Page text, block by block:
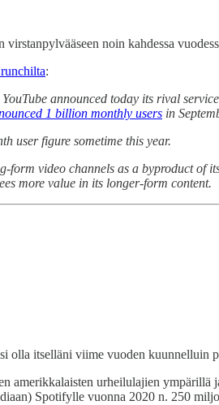
noin kahdessa
:
announced today its rival
1 billion monthly users in
user figure sometime this year.
video channels as a byproduct of
more value in its longer-form content.
olla itselläni viime vuoden kuunnelluin
urheilulajien ympärillä
Spotifylle vuonna 2020 n. 250